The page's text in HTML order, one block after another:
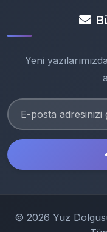
Yeni
© 2026 Yüz